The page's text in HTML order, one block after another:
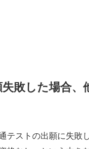
敗した場合、
テストの出願に失敗